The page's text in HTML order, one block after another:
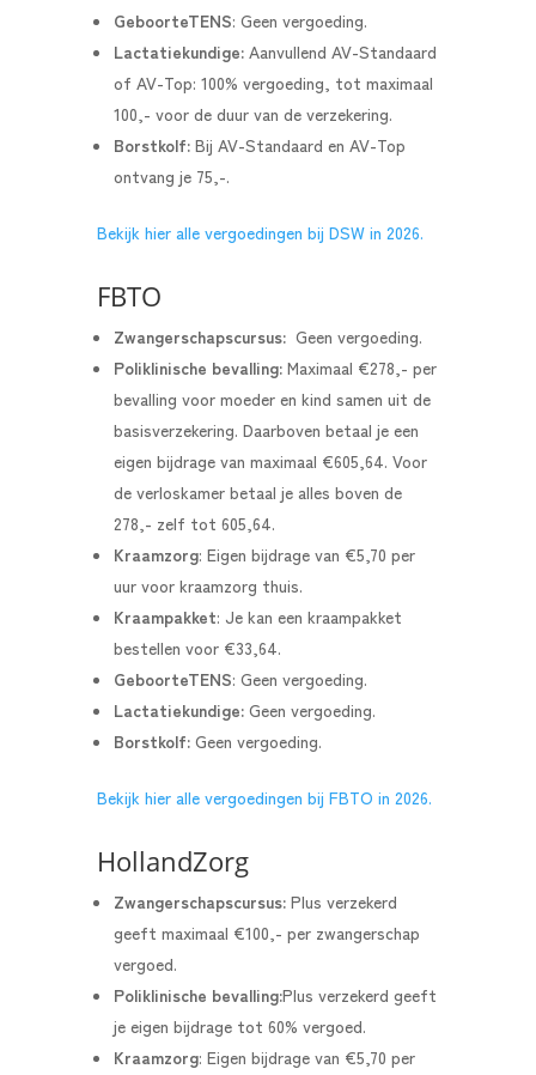
GeboorteTENS: Geen vergoeding.
Lactatiekundige:Aanvullend AV-Standaard
of AV-Top: 100% vergoeding, tot maximaal
100,- voor de duur van de verzekering.
Borstkolf:Bij AV-Standaard en AV-Top
ontvang je 75,-.
Bekijk hier alle vergoedingen bij DSW in 2026.
FBTO
Zwangerschapscursus:Geen vergoeding.
Poliklinische bevalling: Maximaal €278,- per
bevalling voor moeder en kind samen uit de
basisverzekering. Daarboven betaal je een
eigen bijdrage van maximaal €605,64. Voor
de verloskamer betaal je alles boven de
278,- zelf tot 605,64.
Kraamzorg: Eigen bijdrage van €5,70 per
uur voor kraamzorg thuis.
Kraampakket: Je kan een kraampakket
bestellen voor €33,64.
GeboorteTENS: Geen vergoeding.
Lactatiekundige:Geen vergoeding.
Borstkolf:Geen vergoeding.
Bekijk hier alle vergoedingen bij FBTO in 2026.
HollandZorg
Zwangerschapscursus: Plus verzekerd
geeft maximaal €100,- per zwangerschap
vergoed.
Poliklinische bevalling:Plus verzekerd geeft
je eigen bijdrage tot 60% vergoed.
Kraamzorg: Eigen bijdrage van €5,70 per